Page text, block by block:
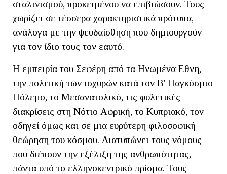
σταλινισμού, προκειμένου να επιβιώσουν. Τους
χωρίζει σε τέσσερα χαρακτηριστικά πρότυπα,
ανάλογα με την ψευδαίσθηση που δημιουργούν
για τον ίδιο τους τον εαυτό.
Η εμπειρία του Σεφέρη από τα Ηνωμένα Εθνη,
την πολιτική των ισχυρών κατά τον Β' Παγκόσμιο
Πόλεμο, το Μεσανατολικό, τις φυλετικές
διακρίσεις στη Νότιο Αφρική, το Κυπριακό, τον
οδηγεί όμως και σε μια ευρύτερη φιλοσοφική
θεώρηση του κόσμου. Διατυπώνει τους νόμους
που διέπουν την εξέλιξη της ανθρωπότητας,
πάντα υπό το ελληνοκεντρικό πρίσμα. Τους